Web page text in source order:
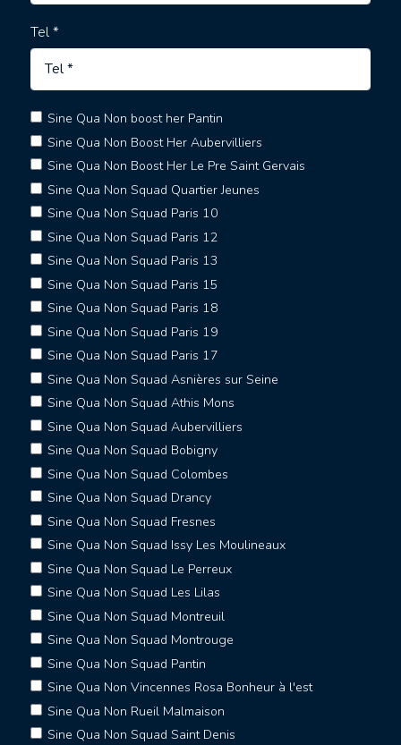
Tel *
Sine Qua Non boost her Pantin
Sine Qua Non Boost Her Aubervilliers
Sine Qua Non Boost Her Le Pre Saint Gervais
Sine Qua Non Squad Quartier Jeunes
Sine Qua Non Squad Paris 10
Sine Qua Non Squad Paris 12
Sine Qua Non Squad Paris 13
Sine Qua Non Squad Paris 15
Sine Qua Non Squad Paris 18
Sine Qua Non Squad Paris 19
Sine Qua Non Squad Paris 17
Sine Qua Non Squad Asnières sur Seine
Sine Qua Non Squad Athis Mons
Sine Qua Non Squad Aubervilliers
Sine Qua Non Squad Bobigny
Sine Qua Non Squad Colombes
Sine Qua Non Squad Drancy
Sine Qua Non Squad Fresnes
Sine Qua Non Squad Issy Les Moulineaux
Sine Qua Non Squad Le Perreux
Sine Qua Non Squad Les Lilas
Sine Qua Non Squad Montreuil
Sine Qua Non Squad Montrouge
Sine Qua Non Squad Pantin
Sine Qua Non Vincennes Rosa Bonheur à l'est
Sine Qua Non Rueil Malmaison
Sine Qua Non Squad Saint Denis